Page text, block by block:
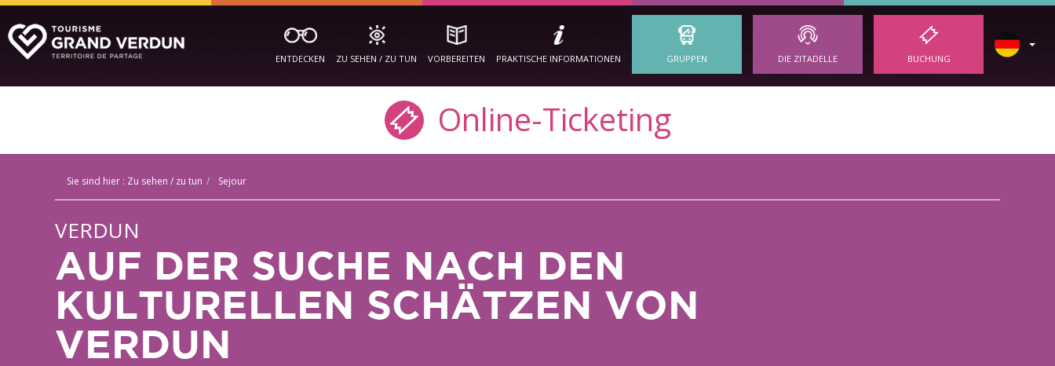
ENTDECKEN ZU SEHEN / ZU TUN VORBEREITEN PRAKTISCHE INFORMATIONEN GRUPPEN DIE ZITADELLE BUCHUNG
Online-Ticketing
Sie sind hier : Zu sehen / zu tun Sejour
VERDUN
AUF DER SUCHE NACH DEN
KULTURELLEN SCHÄTZEN VON
VERDUN